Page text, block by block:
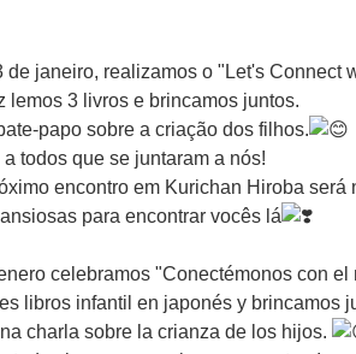
de janeiro, realizamos o "Let's Connect
lemos 3 livros e brincamos juntos.
papo sobre a criação dos filhos.
todos que se juntaram a nós!
encontro em Kurichan Hiroba
para encontrar vocês lá
celebramos "Conectémonos con
libros infantil en japonés y brincamos
charla sobre la crianza de los hijos.